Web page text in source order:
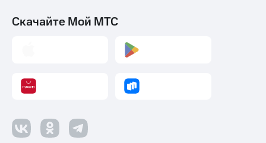
Скачайте Мой МТС